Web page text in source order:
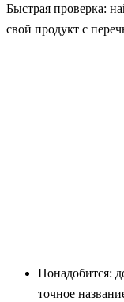
Быстрая проверка:
свой продукт с
Понадобится:
точное